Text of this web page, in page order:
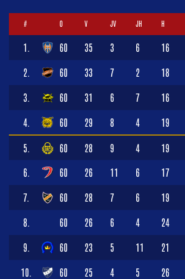
# O V JV JH H
1. 60 35 3 6 16
2. 60 33 7 2 18
3. 60 31 6 7 16
4. 60 29 8 4 19
5. 60 28 9 4 19
6. 60 26 11 6 17
7. 60 28 7 6 19
8. 60 26 6 4 24
9. 60 23 5 11 21
10. 60 25 4 5 26